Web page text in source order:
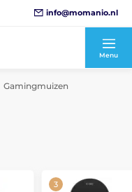
info@momanio.nl
Menu
Gamingmuizen